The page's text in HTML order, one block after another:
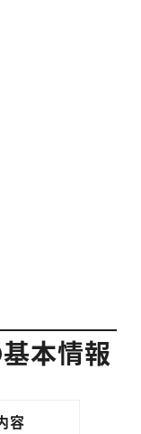
本情報
容